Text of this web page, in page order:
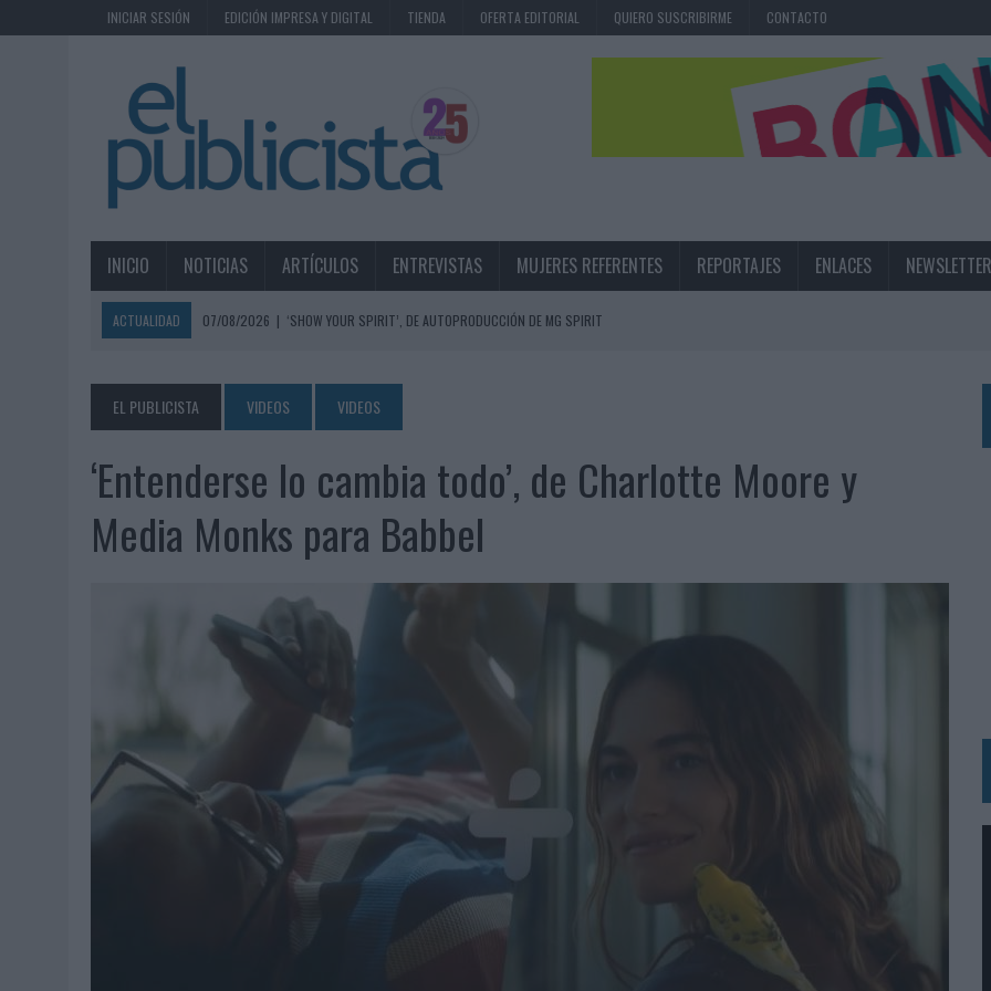
INICIAR SESIÓN EDICIÓN IMPRESA Y DIGITAL TIENDA OFERTA EDITORIAL QUIERO SUSCRIBIRME CONTACTO
INICIO NOTICIAS ARTÍCULOS ENTREVISTAS MUJERES REFERENTES REPORTAJES ENLACES NEWSLETTER
ACTUALIDAD 07/08/2026 | ‘SHOW YOUR SPIRIT’, DE AUTOPRODUCCIÓN DE MG SPIRIT
07/08/2026 | MG SPIRIT RELANZA SU MARCA CON UNA ESTRATEGIA 360º CENTRADA EN EL ORIGEN BARCELONÉS
07/08/2026
PATRÓN CONVIERTE EL NUEVO SINGLE DE ARÓN PIPER EN UNA EXPERIENCIA DE MARCA EN IBIZA
07/08/2026 | EL VERANO PONE A PRUEBA LA ESTRATEGIA DIGITAL DE LAS MARCAS
07/08/2026
VUELING CONVIERTE LOS RECUERDOS EN SOUVENIRS CON IA
‘LA VUELTA’, DE FENOMENAL PARA MÁLAGA CF
SIETE DE CADA DIEZ EMPRESAS ESPAÑOLAS NO INTEGRAN LA INFANCIA EN SU ESTRATEGIA
LA TELEVISIÓN SIGUE LIDERANDO EL CONSUMO DE MEDIOS EN VERANO Y SUPERA AL MÓVIL COMO DISPOSITIVO MÁS UTILIZADO
EL USO DE LA IA GENERATIVA ALCANZA YA AL 62% DE LOS ESPAÑOLES
06/08/2026
SYSTEM1 NOMBRA A KIMBERLY BASTONI COMO NUEVA DIRECTORA COMERCIAL GLOBAL
| FRIGO Y UNIQLO LANZAN UNA COLECCIÓN PERSONALIZABLE INSPIRADA EN CORNETTO, CALIPPO Y SOLERO
LA IA ESTÁ SUBIENDO EL LISTÓN DE LA CREATIVIDAD
BEON WORLDWIDE LANZA RAÍZ URBANA PARA TRANSFORMAR EL PATRIMONIO HISTÓRICO EN ACTIVOS CULTURALES Y ECONÓMICOS
FABRA COMUNICACIÓN INCORPORA A CASONÁ Y ASUME LA GESTIÓN DE SUS RELACIONES CON LOS MEDIOS
LUIS ARQUILLOS (BURGO DE ARIAS): “LA CONSTRUCCIÓN DE MARCA A LARGO PLAZO Y LA MEDICIÓN SON DOS CARAS DE LA MISMA
EL PUBLICISTA VIDEOS VIDEOS
‘Entenderse lo cambia todo’, de Charlotte Moore y
Media Monks para Babbel